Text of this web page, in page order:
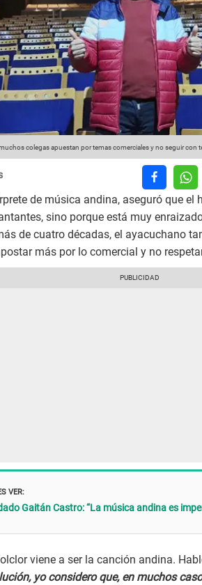
colegas apuestan por temas comerciales y no seguir con
de música andina, aseguró que el
sino porque está muy
de cuatro décadas, el ayacuchano
más por lo comercial y no
VER:
Gaitán Castro: “La música andina es
viene a ser la canción andina.
yo considero que, en muchos